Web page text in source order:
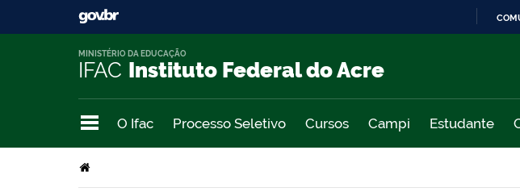
IFAC Instituto Federal do Acre
MINISTÉRIO DA EDUCAÇÃO
O Ifac Processo Seletivo Cursos Campi Estudante